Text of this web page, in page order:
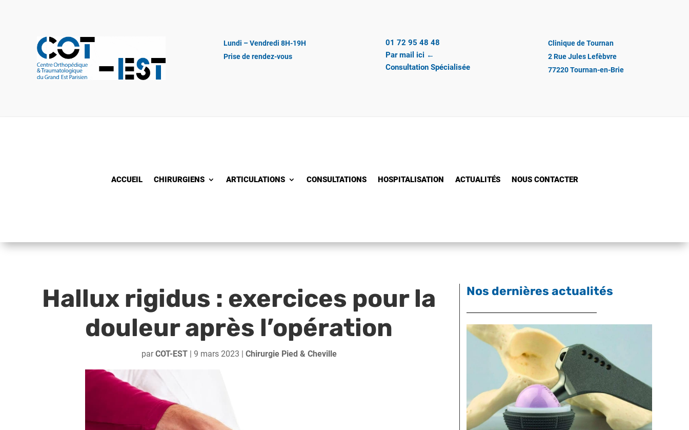
Lundi – Vendredi 8H-19H
Prise de rendez-vous
01 72 95 48 48
Par mail ici ←
Consultation Spécialisée
Clinique de Tournan
2 Rue Jules Lefèbvre
77220 Tournan-en-Brie
ACCUEIL CHIRURGIENS ARTICULATIONS CONSULTATIONS HOSPITALISATION ACTUALITÉS NOUS CONTACTER
Hallux rigidus : exercices pour la
douleur après l’opération
parCOT-EST| 9 mars 2023 | Chirurgie Pied & Cheville
Nos dernières actualités